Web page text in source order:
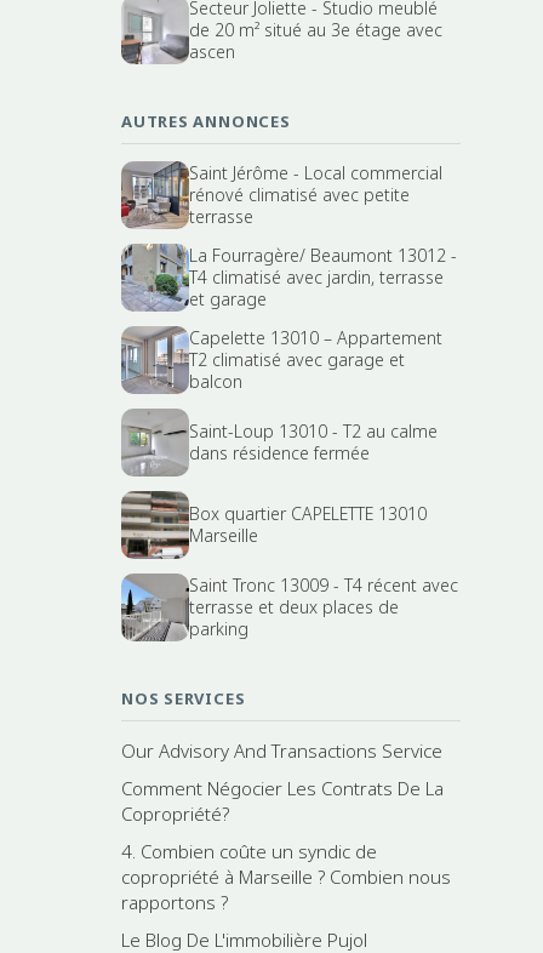
Secteur Joliette - Studio meublé
de 20 m² situé au 3e étage avec
ascen
AUTRES ANNONCES
Saint Jérôme - Local commercial
rénové climatisé avec petite
terrasse
La Fourragère/ Beaumont 13012 -
T4 climatisé avec jardin, terrasse
et garage
Capelette 13010 – Appartement
T2 climatisé avec garage et
balcon
Saint-Loup 13010 - T2 au calme
dans résidence fermée
Box quartier CAPELETTE 13010
Marseille
Saint Tronc 13009 - T4 récent avec
terrasse et deux places de
parking
NOS SERVICES
Our Advisory And Transactions Service
Comment Négocier Les Contrats De La
Copropriété?
4. Combien coûte un syndic de
copropriété à Marseille ? Combien nous
rapportons ?
Le Blog De L'immobilière Pujol